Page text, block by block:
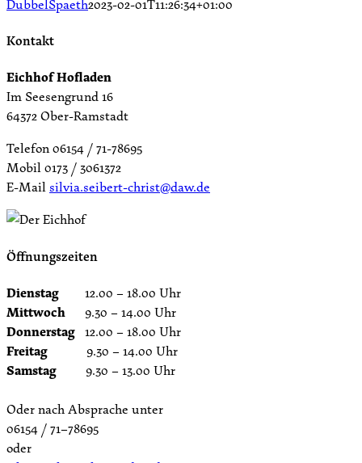
DubbelSpaeth2023-02-01T11:26:34+01:00
Kontakt
Eichhof Hofladen
Im Seesengrund 16
64372 Ober-Ramstadt
Telefon 06154 / 71-78695
Mobil 0173 / 3061372
E-Mailsilvia.seibert-christ@daw.de
Öffnungszeiten
Dienstag 12.00 – 18.00 Uhr
Mittwoch 9.30 – 14.00 Uhr
Donnerstag 12.00 – 18.00 Uhr
Freitag 9.30 – 14.00 Uhr
Samstag 9.30 – 13.00 Uhr
Oder nach Absprache unter
06154 / 71–78695
oder